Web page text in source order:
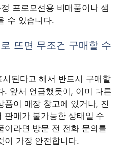
프로모션용 비매품이나 샘
수 있습니다.
뜨면 무조건 구매할 수
시된다고 해서 반드시 구매할
. 앞서 언급했듯이, 이미 다른
품이 매장 창고에 있거나, 진
판매가 불가능한 상태일 수
이라면 방문 전 전화 문의를
이 가장 안전합니다.